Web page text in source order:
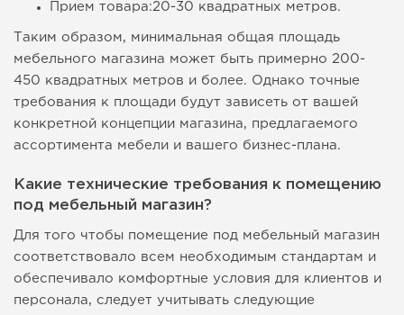
Прием товара:20-30 квадратных метров.
Таким образом, минимальная общая площадь
мебельного магазина может быть примерно 200-
450 квадратных метров и более. Однако точные
требования к площади будут зависеть от вашей
конкретной концепции магазина, предлагаемого
ассортимента мебели и вашего бизнес-плана.
Какие технические требования к помещению
под мебельный магазин?
Для того чтобы помещение под мебельный магазин
соответствовало всем необходимым стандартам и
обеспечивало комфортные условия для клиентов и
персонала, следует учитывать следующие